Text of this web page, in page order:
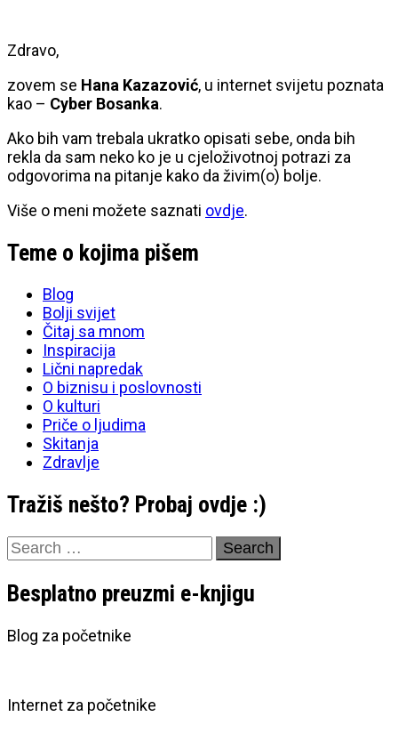
Zdravo,
zovem se Hana Kazazović, u internet svijetu poznata
kao – Cyber Bosanka.
Ako bih vam trebala ukratko opisati sebe, onda bih
rekla da sam neko ko je u cjeloživotnoj potrazi za
odgovorima na pitanje kako da živim(o) bolje.
Više o meni možete saznati ovdje.
Teme o kojima pišem
Blog
Bolji svijet
Čitaj sa mnom
Inspiracija
Lični napredak
O biznisu i poslovnosti
O kulturi
Priče o ljudima
Skitanja
Zdravlje
Tražiš nešto? Probaj ovdje :)
Search
for:
Besplatno preuzmi e-knjigu
Blog za početnike
Internet za početnike